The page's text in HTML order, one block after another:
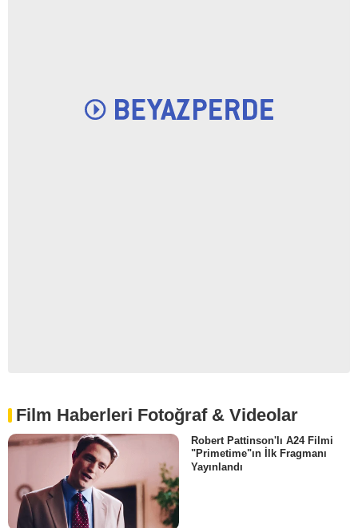
Film Haberleri Fotoğraf & Videolar
Robert Pattinson'lı A24 Filmi
"Primetime"ın İlk Fragmanı
Yayınlandı